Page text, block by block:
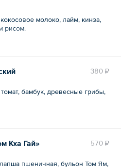
молоко, лайм, кинза,
рисом.
380 ₽
бамбук, древесные грибы,
570 ₽
Кха Гай»
пшеничная, бульон Том Ям,